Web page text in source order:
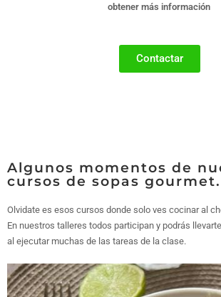
obtener más información
Contactar
Algunos momentos de
cursos de sopas gourmet.
Olvidate es esos cursos donde solo ves cocinar al
En nuestros talleres todos participan y podrás
al ejecutar muchas de las tareas de la clase.